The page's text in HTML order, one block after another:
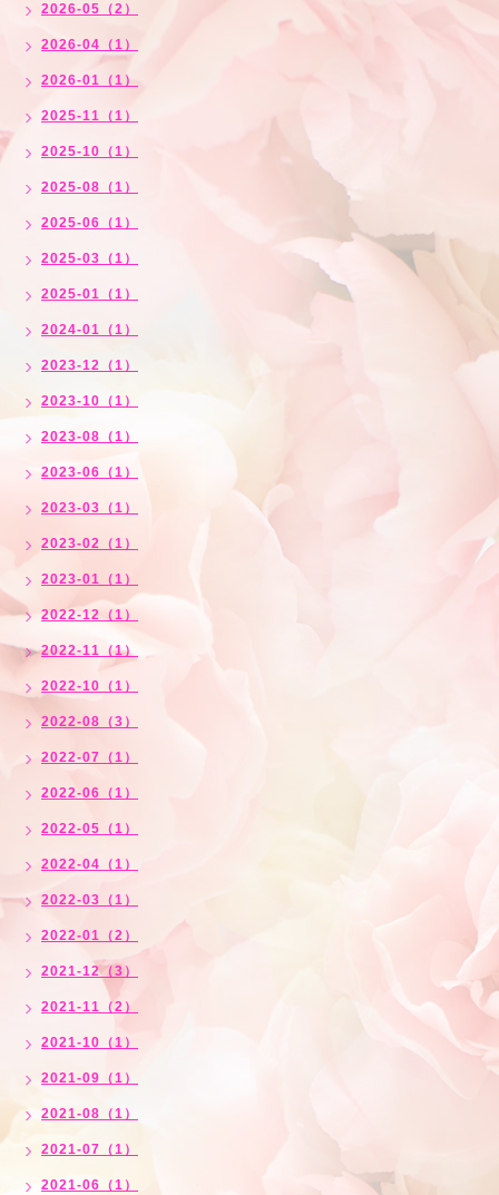
2026-05（2）
2026-04（1）
2026-01（1）
2025-11（1）
2025-10（1）
2025-08（1）
2025-06（1）
2025-03（1）
2025-01（1）
2024-01（1）
2023-12（1）
2023-10（1）
2023-08（1）
2023-06（1）
2023-03（1）
2023-02（1）
2023-01（1）
2022-12（1）
2022-11（1）
2022-10（1）
2022-08（3）
2022-07（1）
2022-06（1）
2022-05（1）
2022-04（1）
2022-03（1）
2022-01（2）
2021-12（3）
2021-11（2）
2021-10（1）
2021-09（1）
2021-08（1）
2021-07（1）
2021-06（1）